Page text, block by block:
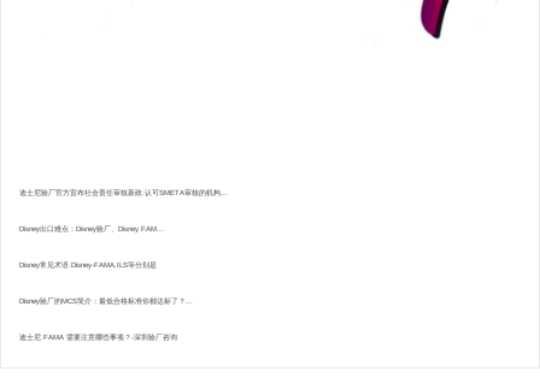
迪士尼验厂官方宣布社会责任审核新政:认可SMETA审核的机构...
Disney出口难点：Disney验厂、Disney FAM...
Disney常见术语.Disney-FAMA,ILS等分别是
Disney验厂的MCS简介：最低合格标准你都达标了？...
迪士尼 FAMA 需要注意哪些事项？-深圳验厂咨询